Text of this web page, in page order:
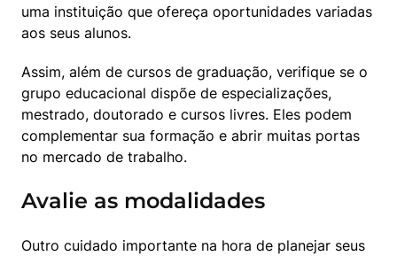
uma instituição que ofereça oportunidades variadas
aos seus alunos.
Assim, além de cursos de graduação, verifique se o
grupo educacional dispõe de especializações,
mestrado, doutorado e cursos livres. Eles podem
complementar sua formação e abrir muitas portas
no mercado de trabalho.
Avalie as modalidades
Outro cuidado importante na hora de planejar seus